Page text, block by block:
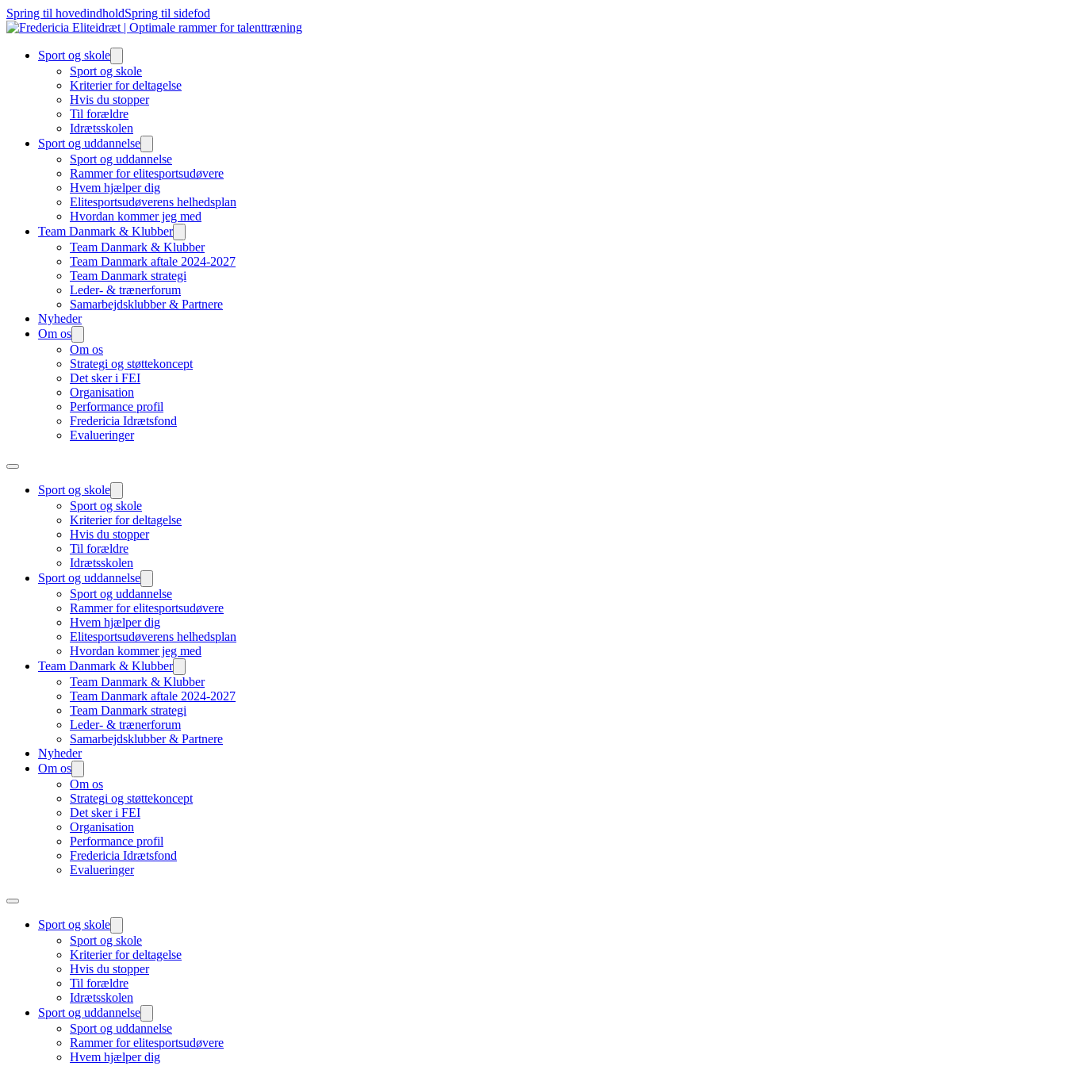
Spring til hovedindholdSpring til sidefod
Sport og skole
Sport og skole
Kriterier for deltagelse
Hvis du stopper
Til forældre
Idrætsskolen
Sport og uddannelse
Sport og uddannelse
Rammer for elitesportsudøvere
Hvem hjælper dig
Elitesportsudøverens helhedsplan
Hvordan kommer jeg med
Team Danmark & Klubber
Team Danmark & Klubber
Team Danmark aftale 2024-2027
Team Danmark strategi
Leder- & trænerforum
Samarbejdsklubber & Partnere
Nyheder
Om os
Om os
Strategi og støttekoncept
Det sker i FEI
Organisation
Performance profil
Fredericia Idrætsfond
Evalueringer
Sport og skole
Sport og skole
Kriterier for deltagelse
Hvis du stopper
Til forældre
Idrætsskolen
Sport og uddannelse
Sport og uddannelse
Rammer for elitesportsudøvere
Hvem hjælper dig
Elitesportsudøverens helhedsplan
Hvordan kommer jeg med
Team Danmark & Klubber
Team Danmark & Klubber
Team Danmark aftale 2024-2027
Team Danmark strategi
Leder- & trænerforum
Samarbejdsklubber & Partnere
Nyheder
Om os
Om os
Strategi og støttekoncept
Det sker i FEI
Organisation
Performance profil
Fredericia Idrætsfond
Evalueringer
Sport og skole
Sport og skole
Kriterier for deltagelse
Hvis du stopper
Til forældre
Idrætsskolen
Sport og uddannelse
Sport og uddannelse
Rammer for elitesportsudøvere
Hvem hjælper dig